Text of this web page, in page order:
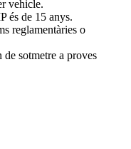
vehicle.
és de 15 anys.
reglamentàries o
de sotmetre a proves